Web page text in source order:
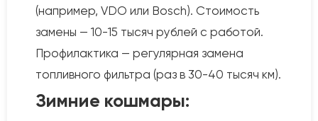
(например, VDO или Bosch). Стоимость
замены — 10-15 тысяч рублей с работой.
Профилактика — регулярная замена
топливного фильтра (раз в 30-40 тысяч км).
Зимние кошмары: